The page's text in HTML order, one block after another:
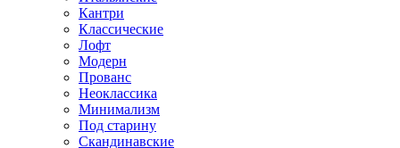
Кантри
Классические
Лофт
Модерн
Прованс
Неоклассика
Минимализм
Под старину
Скандинавские